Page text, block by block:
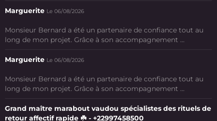
Marguerite Le 06/08/2026
Monsieur Bernard a été un partenaire de confiance tout au
long de mon projet. Grâce à son accompagnement ...
Marguerite Le 06/08/2026
Monsieur Bernard a été un partenaire de confiance tout au
long de mon projet. Grâce à son accompagnement ...
Grand maître marabout vaudou spécialistes des rituels de
retour affectif rapide ☘️ - +22997458500